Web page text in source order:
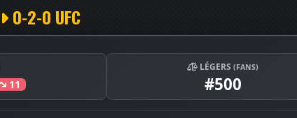
0-2-0 UFC
11
LÉGERS (FANS)
#500